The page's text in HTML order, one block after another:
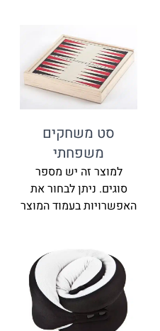
סט משחקים
משפחתי
למוצר זה יש מספר
סוגים. ניתן לבחור את
האפשרויות בעמוד המוצר